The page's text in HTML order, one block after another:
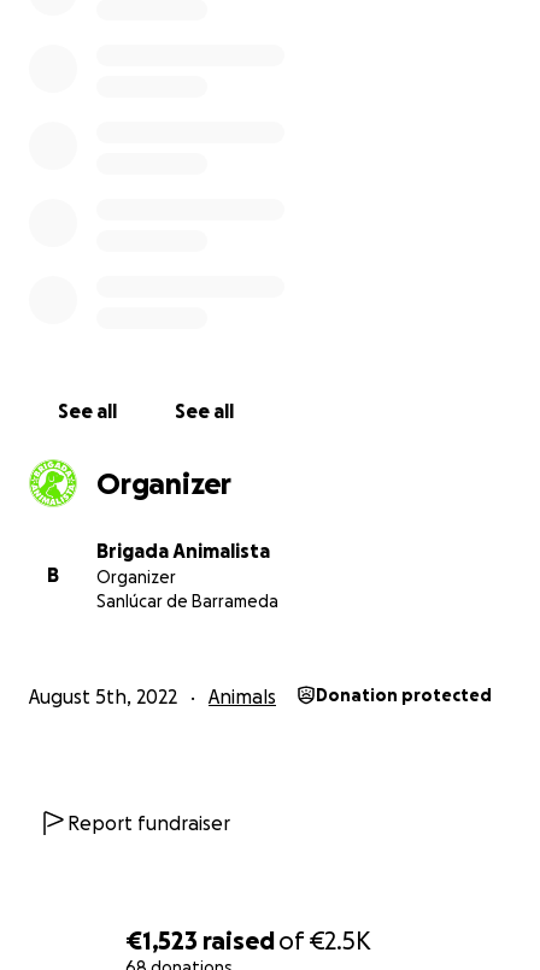
€1,523 raisedof€2.5K
See all See all
Organizer
B
Brigada Animalista
Organizer
Sanlúcar de Barrameda
August 5th, 2022 Animals Donation protected
Report fundraiser